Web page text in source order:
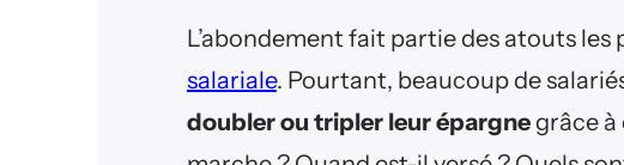
L’abondement fait partie des atouts les
salariale. Pourtant, beaucoup de
doubler ou tripler leur épargnegrâce à